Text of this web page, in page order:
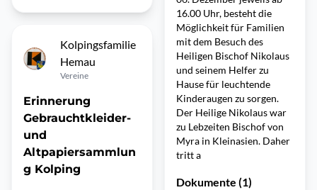
Kolpingsfamilie
Hemau
Vereine
Erinnerung
Gebrauchtkleider-
und
Altpapiersammlun
g Kolping
16.00 Uhr, besteht die
Möglichkeit für Familien
mit dem Besuch des
Heiligen Bischof Nikolaus
und seinem Helfer zu
Hause für leuchtende
Kinderaugen zu sorgen.
Der Heilige Nikolaus war
zu Lebzeiten Bischof von
Myra in Kleinasien. Daher
tritt a
Dokumente (1)